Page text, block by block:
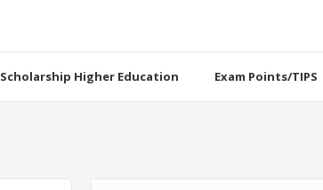
Scholarship Higher Education Exam Points/TIPS